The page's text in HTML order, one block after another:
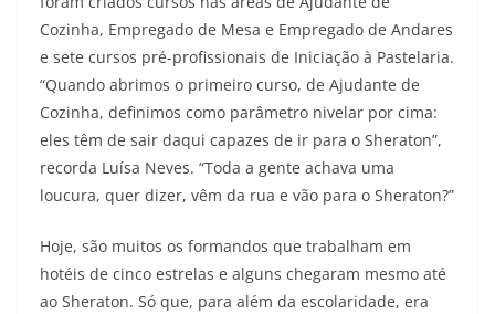
Cozinha, Empregado de Mesa e Empregado de Andares
e sete cursos pré-profissionais de Iniciação à Pastelaria.
“Quando abrimos o primeiro curso, de Ajudante de
Cozinha, definimos como parâmetro nivelar por cima:
eles têm de sair daqui capazes de ir para o Sheraton”,
recorda Luísa Neves. “Toda a gente achava uma
loucura, quer dizer, vêm da rua e vão para o Sheraton?”
Hoje, são muitos os formandos que trabalham em
hotéis de cinco estrelas e alguns chegaram mesmo até
ao Sheraton. Só que, para além da escolaridade, era